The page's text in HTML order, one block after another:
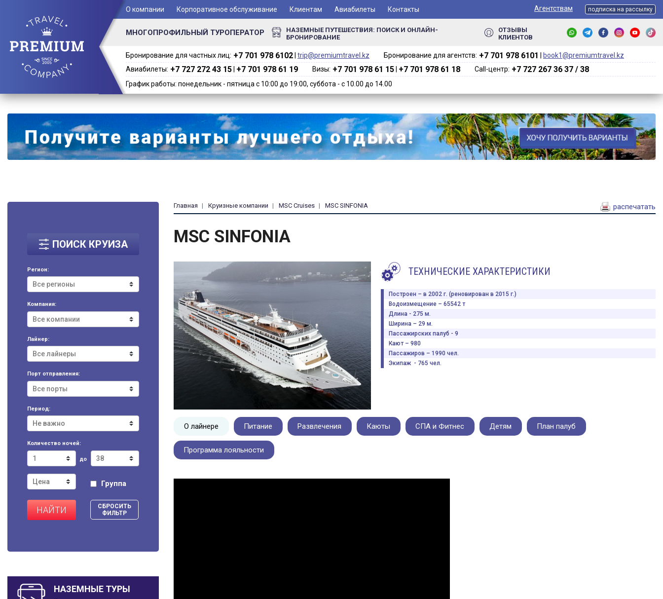
О компании Корпоративное обслуживание Клиентам Авиабилеты Контакты Агентствам подписка на рассылку
МНОГОПРОФИЛЬНЫЙ ТУРОПЕРАТОР
НАЗЕМНЫЕ ПУТЕШЕСТВИЯ: ПОИСК И ОНЛАЙН-
БРОНИРОВАНИЕ
ОТЗЫВЫ
КЛИЕНТОВ
Бронирование для частных лиц: +7 701 978 6102‬ trip@premiumtravel.kz Бронирование для агентств: +7 701 978 6101‬
book1@premiumtravel.kz
Авиабилеты: +7 727 272 43 15 +7 701 978 61 19 Визы: +7 701 978 61 15 +7 701 978 61 18 Call-центр: +7 727 267 36 37 / 38
График работы: понедельник - пятница с 10:00 до 19:00, суббота - с 10.00 до 14.00
ПОИСК КРУИЗА
Регион:
Компания:
Лайнер:
Порт отправления:
Период:
Количество ночей:
до
Группа
НАЙТИ
СБРОСИТЬ
ФИЛЬТР
НАЗЕМНЫЕ ТУРЫ
Главная Круизные компании MSC Cruises MSC SINFONIA распечатать
MSC SINFONIA
ТЕХНИЧЕСКИЕ ХАРАКТЕРИСТИКИ
Построен – в 2002 г. (реновирован в 2015 г.)
Водоизмещение – 65542 т
Длина - 275 м.
Ширина – 29 м.
Пассажирских палуб - 9
Кают – 980
Пассажиров – 1990 чел.
Экипаж - 765 чел.
О лайнере Питание Развлечения Каюты СПА и Фитнес Детям План палуб
Программа лояльности